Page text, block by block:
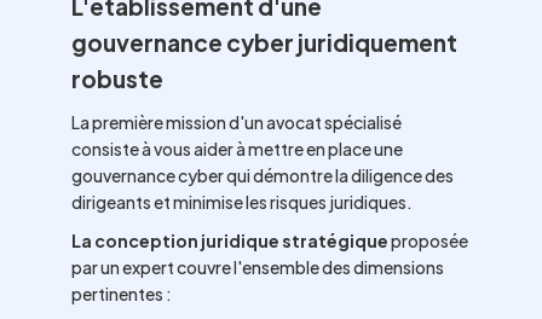
L'établissement d'une
gouvernance cyber juridiquement
robuste
La première mission d'un avocat spécialisé
consiste à vous aider à mettre en place une
gouvernance cyber qui démontre la diligence des
dirigeants et minimise les risques juridiques.
La conception juridique stratégiqueproposée
par un expert couvre l'ensemble des dimensions
pertinentes :